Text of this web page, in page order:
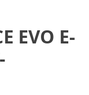
EVO E-